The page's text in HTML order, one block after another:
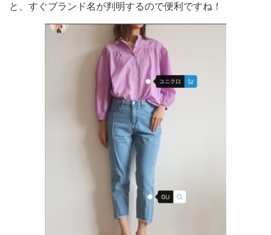
と、すぐブランド名が判明するので便利ですね！